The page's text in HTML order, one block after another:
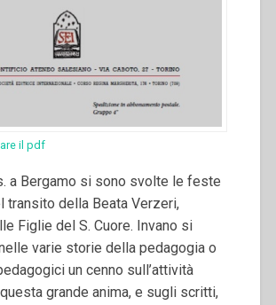
il pdf
a Bergamo si sono svolte le feste
transito della Beata Verzeri,
Figlie del S. Cuore. Invano si
varie storie della pedagogia o
un cenno sull’attività
grande anima, e sugli scritti,